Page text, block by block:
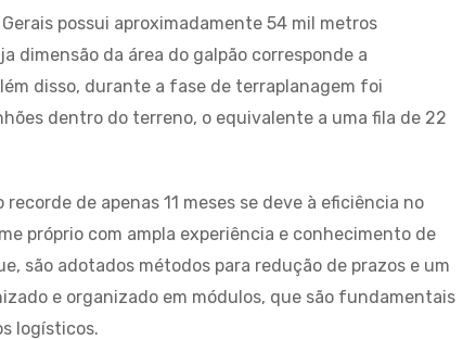
possui aproximadamente 54 mil metros
dimensão da área do galpão corresponde a
disso, durante a fase de terraplanagem foi
dentro do terreno, o equivalente a uma fila de 22
de apenas 11 meses se deve à eficiência no
próprio com ampla experiência e conhecimento de
são adotados métodos para redução de prazos e um
e organizado em módulos, que são fundamentais
logísticos.